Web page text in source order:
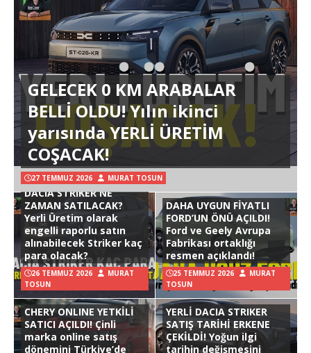
GELECEK 0 KM ARABALAR
BELLİ OLDU! Yılın ikinci
yarısında YERLİ ÜRETİM
COŞACAK!
27 TEMMUZ 2026 MURAT TOSUN
DACIA STRIKER NE
ZAMAN SATILACAK?
Yerli Üretim olarak
engelli raporlu satın
alınabilecek Striker kaç
para olacak?
26 TEMMUZ 2026
MURAT
TOSUN
DAHA UYGUN FİYATLI
FORD’UN ÖNÜ AÇILDI!
Ford ve Geely Avrupa
Fabrikası ortaklığı
resmen açıklandı!
25 TEMMUZ 2026
MURAT
TOSUN
CHERY ONLINE YETKİLİ
SATICI AÇILDI! Çinli
marka online satış
dönemini Türkiye’de
YERLİ DACIA STRIKER
SATIŞ TARİHİ ERKENE
ÇEKİLDİ! Yoğun ilgi
tarihin değişmesini